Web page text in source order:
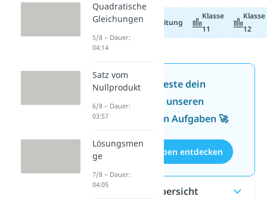
Abiturvorbereitung
Klasse
11
Klasse
12
Jetzt neu: Teste dein
Wissen mit unseren
kostenlosen Aufgaben 🚀
Aufgaben entdecken
Inhaltsübersicht
Quadratische
Gleichungen
5/8 – Dauer:
04:14
Satz vom
Nullprodukt
6/8 – Dauer:
03:57
Lösungsmen
ge
7/8 – Dauer:
04:05